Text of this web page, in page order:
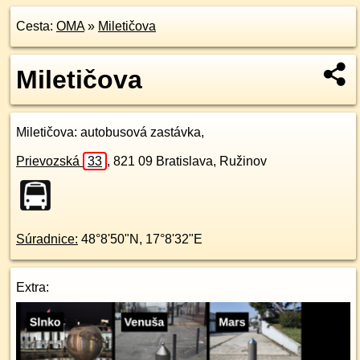
Cesta: OMA» Miletičova
Miletičova
Miletičova: autobusová zastávka,
Prievozská 33 , 821 09 Bratislava, Ružinov
Súradnice: 48°8'50"N , 17°8'32"E
Extra: